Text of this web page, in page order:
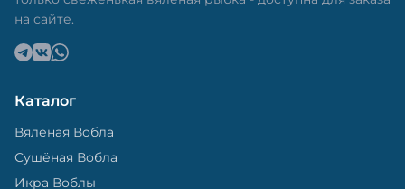
на сайте.
Каталог
Вяленая Вобла
Сушёная Вобла
Икра Воблы